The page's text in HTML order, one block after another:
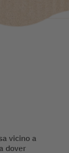
vicino a
dover